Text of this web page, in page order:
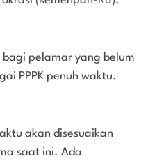
bagi pelamar yang belum
PPPK penuh waktu.
akan disesuaikan
saat ini. Ada